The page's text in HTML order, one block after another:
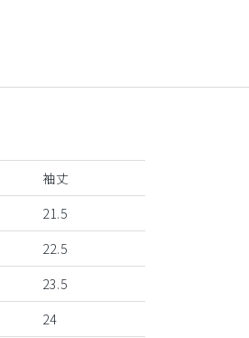
袖丈
21.5
22.5
23.5
24